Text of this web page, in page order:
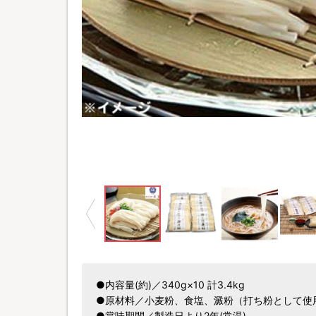
●内容量(約)／340g×10 計3.4kg
●原材料／小麦粉、食塩、澱粉（打ち粉として使